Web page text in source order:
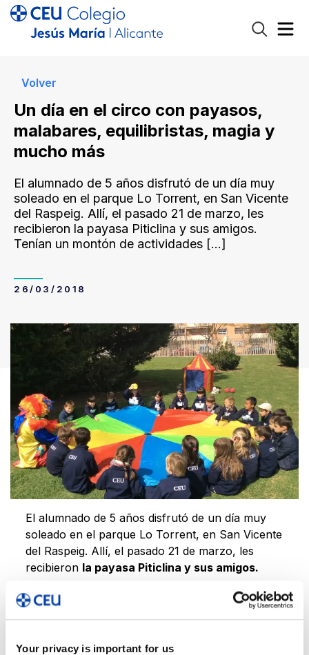
Your privacy is important for us
Volver
Un día en el circo con payasos,
malabares, equilibristas, magia y
mucho más
El alumnado de 5 años disfrutó de un día muy
soleado en el parque Lo Torrent, en San Vicente
del Raspeig. Allí, el pasado 21 de marzo, les
recibieron la payasa Piticlina y sus amigos.
Tenían un montón de actividades […]
26/03/2018
El alumnado de 5 años disfrutó de un día muy
soleado en el parque Lo Torrent, en San Vicente
del Raspeig. Allí, el pasado 21 de marzo, les
recibieron la payasa Piticlina y sus amigos.
Tenían un montón de actividades preparadas
equilibristas, magia, payasos, leones… Dividieron